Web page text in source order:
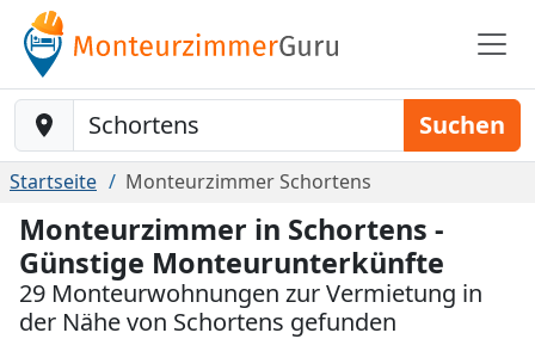
Baustelle-Location Suchen
Startseite Monteurzimmer Schortens
Monteurzimmer in Schortens -
Günstige Monteurunterkünfte
29 Monteurwohnungen zur Vermietung in
der Nähe von Schortens gefunden